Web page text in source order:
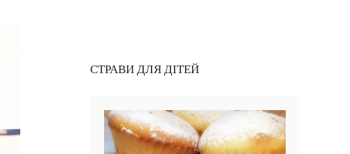
СТРАВИ ДЛЯ ДІТЕЙ